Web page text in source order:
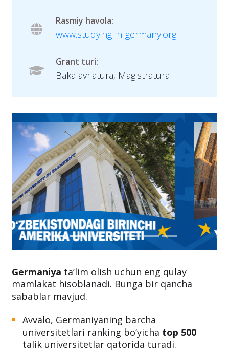
Rasmiy havola:
www.studying-in-germany.org
Grant turi:
Bakalavriatura, Magistratura
Germaniya ta’lim olish uchun eng qulay
mamlakat hisoblanadi. Bunga bir qancha
sabablar mavjud.
Avvalo, Germaniyaning barcha
universitetlari ranking bo‘yicha top 500
talik universitetlar qatorida turadi.